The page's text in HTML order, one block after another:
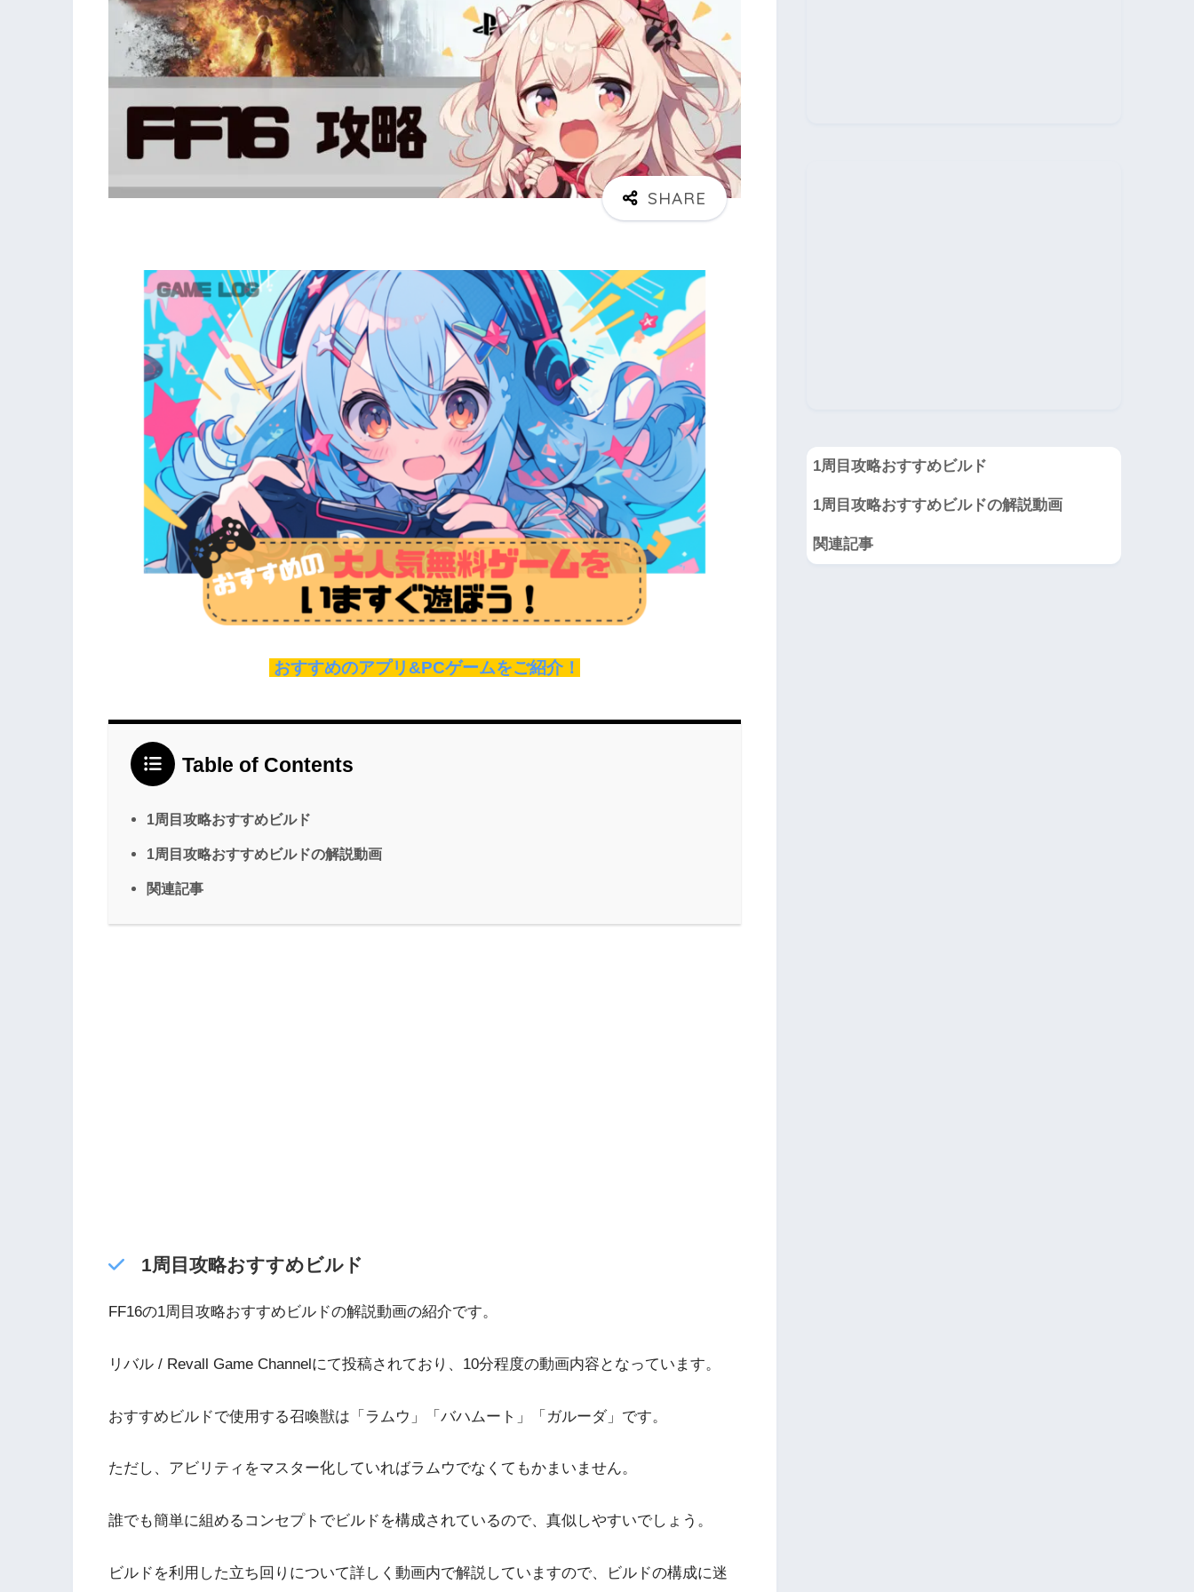
おすすめのアプリ&PCゲームをご紹介！
Table of Contents
1周目攻略おすすめビルド
1周目攻略おすすめビルドの解説動画
関連記事
1周目攻略おすすめビルド
FF16の1周目攻略おすすめビルドの解説動画の紹介です。
リバル / Revall Game Channelにて投稿されており、10分程度の動画内容となっています。
おすすめビルドで使用する召喚獣は「ラムウ」「バハムート」「ガルーダ」です。
ただし、アビリティをマスター化していればラムウでなくてもかまいません。
誰でも簡単に組めるコンセプトでビルドを構成されているので、真似しやすいでしょう。
ビルドを利用した立ち回りについて詳しく動画内で解説していますので、ビルドの構成に迷
1周目攻略おすすめビルド
1周目攻略おすすめビルドの解説動画
関連記事